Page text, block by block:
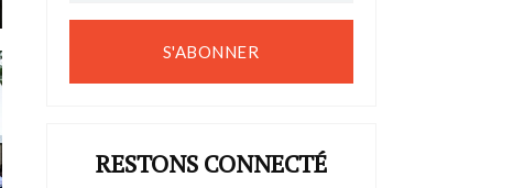
S'ABONNER
RESTONS CONNECTÉ